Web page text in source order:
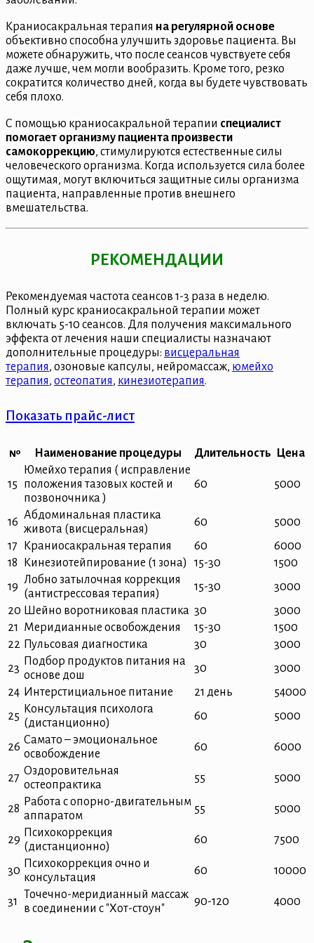
Краниосакральная терапия на регулярной основе
объективно способна улучшить здоровье пациента. Вы
можете обнаружить, что после сеансов чувствуете себя
даже лучше, чем могли вообразить. Кроме того, резко
сократится количество дней, когда вы будете чувствовать
себя плохо.
С помощью краниосакральной терапии специалист
помогает организму пациента произвести
самокоррекцию, стимулируются естественные силы
человеческого организма. Когда используется сила более
ощутимая, могут включиться защитные силы организма
пациента, направленные против внешнего
вмешательства.
РЕКОМЕНДАЦИИ
Рекомендуемая частота сеансов 1-3 раза в неделю.
Полный курс краниосакральной терапии может
включать 5-10 сеансов. Для получения максимального
эффекта от лечения наши специалисты назначают
дополнительные процедуры: висцеральная
терапия, озоновые капсулы, нейромассаж, юмейхо
терапия, остеопатия, кинезиотерапия.
Показать прайс-лист
№ Наименование процедуры Длительность Цена
15
Юмейхо терапия ( исправление
положения тазовых костей и
позвоночника )
60 5000
16
Абдоминальная пластика
живота (висцеральная)
60
5000
17
Краниосакральная терапия 60
6000
18
Кинезиотейпирование (1 зона) 15-30
1500
19
Лобно затылочная коррекция
(антистрессовая терапия)
15-30
3000
20 Шейно воротниковая пластика 30
3000
21
Меридианные освобождения 15-30
1500
22
Пульсовая диагностика 30
3000
23
Подбор продуктов питания на
основе дош
30
3000
24 Интерстициальное питание 21 день
54000
25
Консультация психолога
(дистанционно)
60 5000
26
Самато – эмоциональное
освобождение
60 6000
27
Оздоровительная
остеопрактика
55 5000
28
Работа с опорно-двигательным
аппаратом
55 5000
29
Психокоррекция
(дистанционно)
60 7500
30
Психокоррекция очно и
консультация
60 10000
31
Точечно-меридианный массаж
в соединении с "Хот-стоун"
90-120 4000